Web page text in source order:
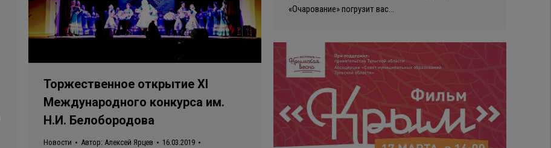
«Очарование» погрузит вас…
Торжественное открытие XI
Международного конкурса им.
Н.И. Белобородова
Новости Автор: Алексей Ярцев
16.03.2019